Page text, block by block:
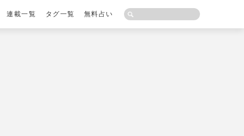
連載一覧 タグ一覧 無料占い